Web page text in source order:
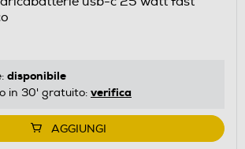
disponibile
in 30' gratuito: verifica
AGGIUNGI